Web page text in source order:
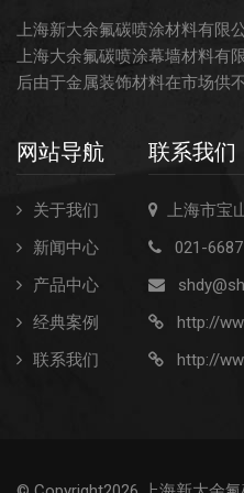
上海新大余氟碳喷涂材料有限
上海大余氟碳喷涂幕墙材料有
后由于金属装饰材料在市场供
网站导航
关于我们
新闻中心
产品中心
经典案例
联系我们
联系我们
上海市宝
021-
http://
http://